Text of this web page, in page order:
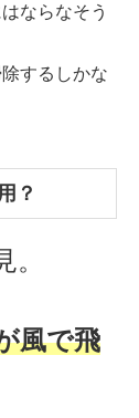
ならなそう
するしかな
？
風で飛